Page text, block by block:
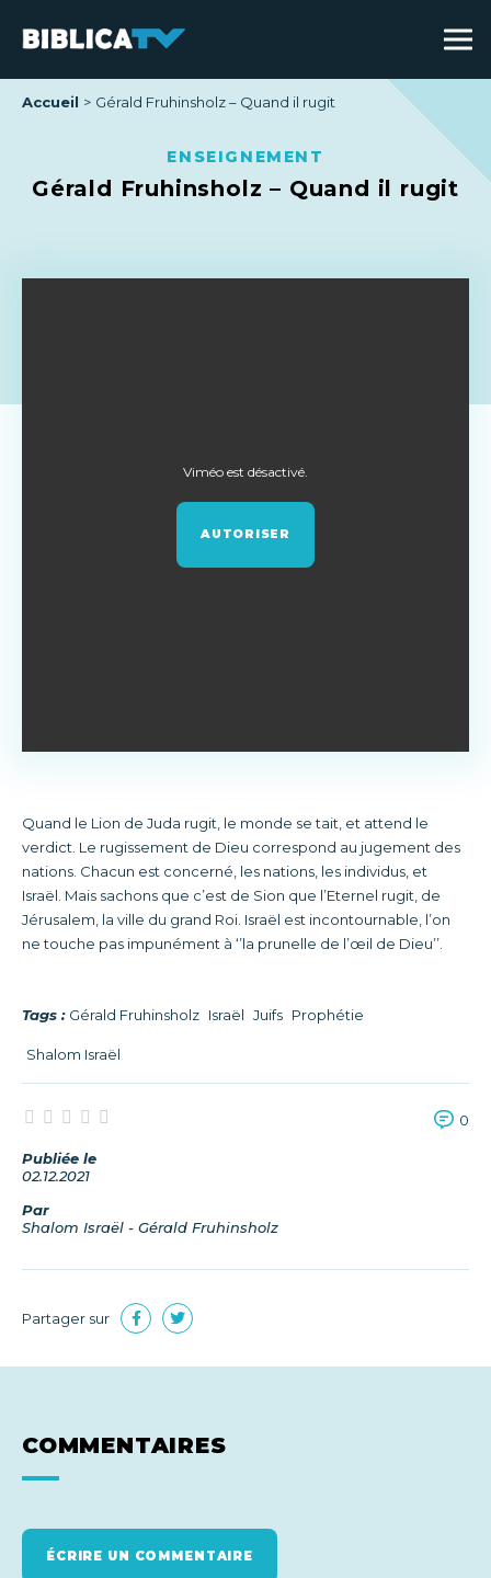
Accueil Gérald Fruhinsholz – Quand il rugit
ENSEIGNEMENT
Gérald Fruhinsholz – Quand il rugit
Viméo est désactivé.
AUTORISER
Quand le Lion de Juda rugit, le monde se tait, et attend le
verdict. Le rugissement de Dieu correspond au jugement des
nations. Chacun est concerné, les nations, les individus, et
Israël. Mais sachons que c’est de Sion que l’Eternel rugit, de
Jérusalem, la ville du grand Roi. Israël est incontournable, l’on
ne touche pas impunément à ‘’la prunelle de l’œil de Dieu’’.
Tags : Gérald Fruhinsholz Israël Juifs Prophétie
Shalom Israël
0
Publiée le
02.12.2021
Par
Shalom Israël - Gérald Fruhinsholz
Partager sur
COMMENTAIRES
ÉCRIRE UN COMMENTAIRE